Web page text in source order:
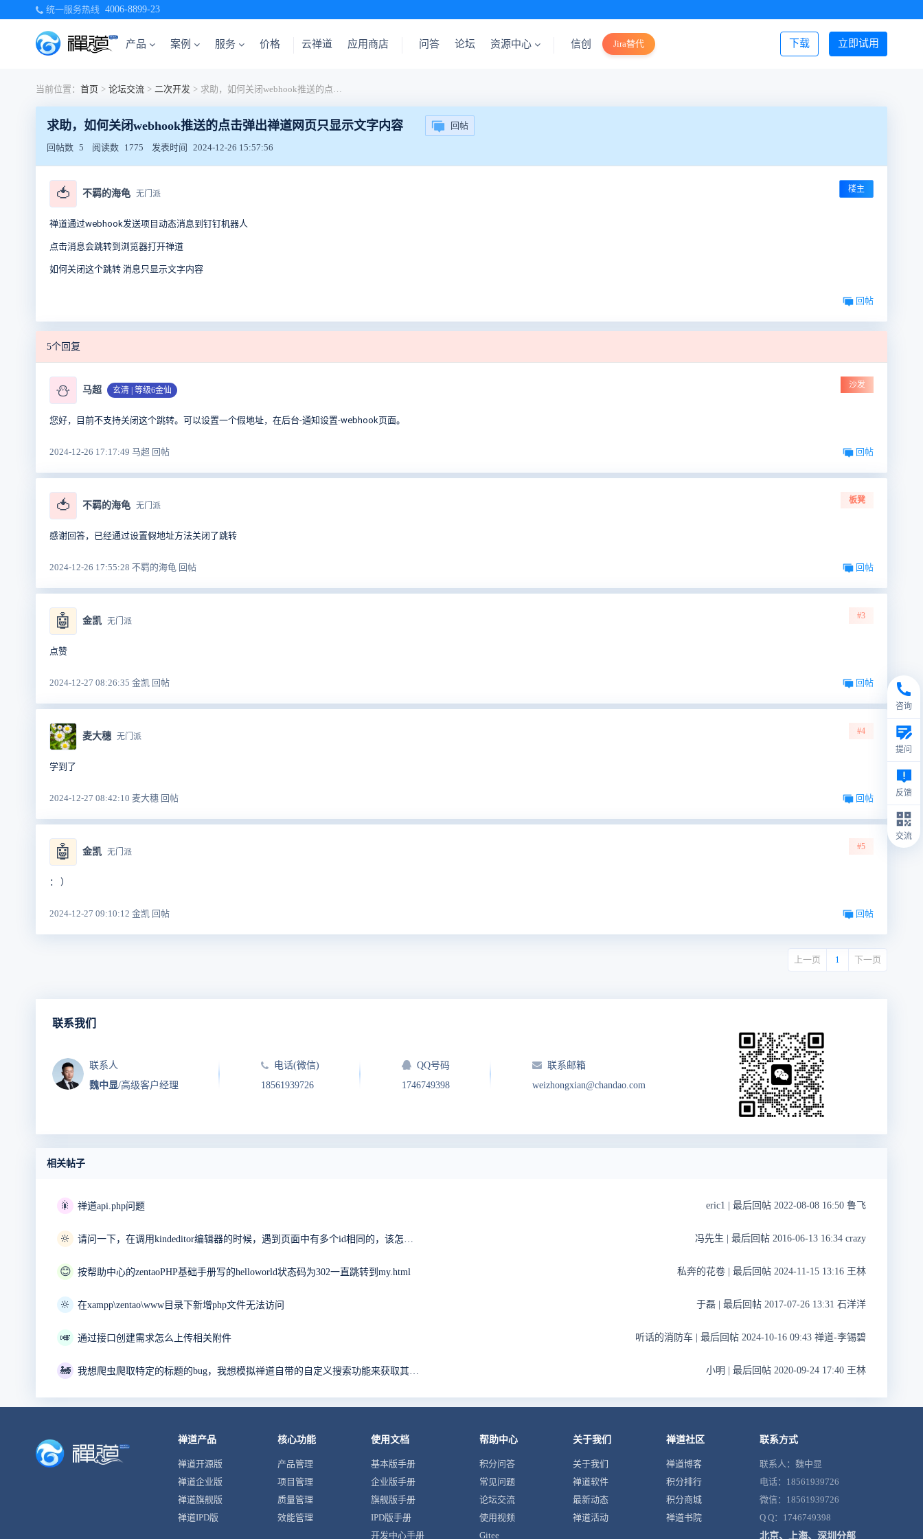
统一服务热线 4006-8899-23
产品 案例 服务 价格 立即试用
下载
云禅道 应用商店 问答 论坛 资源中心 信创 Jira替代 登录/注册
当前位置： 首页 > 论坛交流 > 二次开发 > 求助，如何关闭webhook推送的点击弹出禅道网页只显示文字内容
求助，如何关闭webhook推送的点击弹出禅道网页只显示文字内容 回帖
回帖数 5 阅读数 1775 发表时间 2024-12-26 15:57:56
🍅 不羁的海龟 无门派 楼主
禅道通过webhook发送项目动态消息到钉钉机器人
点击消息会跳转到浏览器打开禅道
如何关闭这个跳转 消息只显示文字内容
回帖
5个回复
⛄ 马超 玄清 | 等级6金仙
沙发
您好，目前不支持关闭这个跳转。可以设置一个假地址，在后台-通知设置-webhook页面。
2024-12-26 17:17:49 马超 回帖 回帖
🍅 不羁的海龟 无门派
板凳
感谢回答，已经通过设置假地址方法关闭了跳转
2024-12-26 17:55:28 不羁的海龟 回帖 回帖
🤖 金凯 无门派
#3
点赞
2024-12-27 08:26:35 金凯 回帖 回帖
麦大穗 无门派
#4
学到了
2024-12-27 08:42:10 麦大穗 回帖 回帖
🤖 金凯 无门派
#5
： ）
2024-12-27 09:10:12 金凯 回帖 回帖
上一页 1 下一页
联系我们
联系人
魏中显/高级客户经理
电话(微信)
18561939726
QQ号码
1746749398
联系邮箱
weizhongxian@chandao.com
相关帖子
🎇 禅道api.php问题 eric1 最后回帖 2022-08-08 16:50 鲁飞
🔆 请问一下，在调用kindeditor编辑器的时候，遇到页面中有多个id相同的，该怎么处理 冯先生 最后回帖 2016-06-13 16:34 crazy
😊 按帮助中心的zentaoPHP基础手册写的helloworld状态码为302一直跳转到my.html 私奔的花卷 最后回帖 2024-11-15 13:16 王林
🔆 在xampp\zentao\www目录下新增php文件无法访问 于磊 最后回帖 2017-07-26 13:31 石洋洋
🎺 通过接口创建需求怎么上传相关附件 听话的消防车 最后回帖 2024-10-16 09:43 禅道-李锡碧
🚂 我想爬虫爬取特定的标题的bug，我想模拟禅道自带的自定义搜索功能来获取其页面，然后再提取其页面中的信息（python爬虫） 小明 最后回帖 2020-09-24 17:40 王林
禅道产品
禅道开源版
禅道企业版
禅道旗舰版
禅道IPD版
核心功能
产品管理
项目管理
质量管理
效能管理
使用文档
基本版手册
企业版手册
旗舰版手册
IPD版手册
开发中心手册
帮助中心
积分问答
常见问题
论坛交流
使用视频
Gitee
关于我们
关于我们
禅道软件
最新动态
禅道活动
禅道社区
禅道博客
积分排行
积分商城
禅道书院
联系方式
联系人：魏中显
电话：18561939726
微信：18561939726
Q Q：1746749398
北京、上海、深圳分部
咨询
提问
反馈
交流